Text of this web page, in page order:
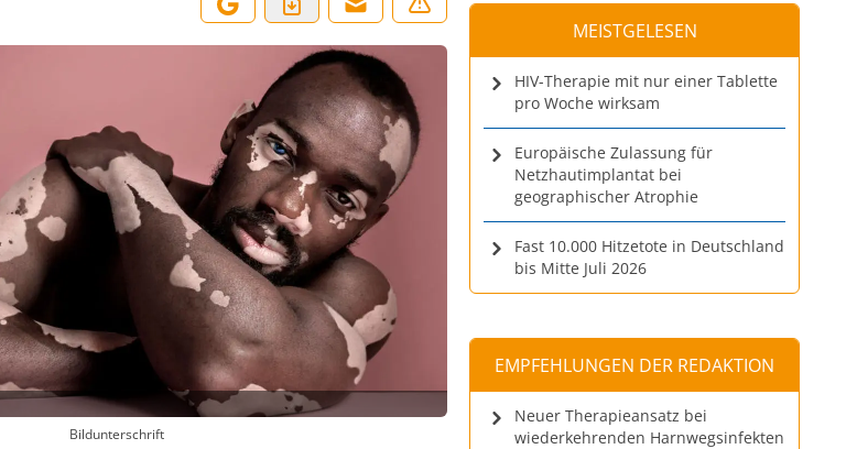
Bildunterschrift
MEISTGELESEN
HIV-Therapie mit nur einer Tablette
pro Woche wirksam
Europäische Zulassung für
Netzhautimplantat bei
geographischer Atrophie
Fast 10.000 Hitzetote in Deutschland
bis Mitte Juli 2026
EMPFEHLUNGEN DER REDAKTION
Neuer Therapieansatz bei
wiederkehrenden Harnwegsinfekten